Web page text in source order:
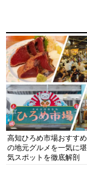
高知ひろめ市場おすす
の地元グルメを一気に
気スポットを徹底解剖